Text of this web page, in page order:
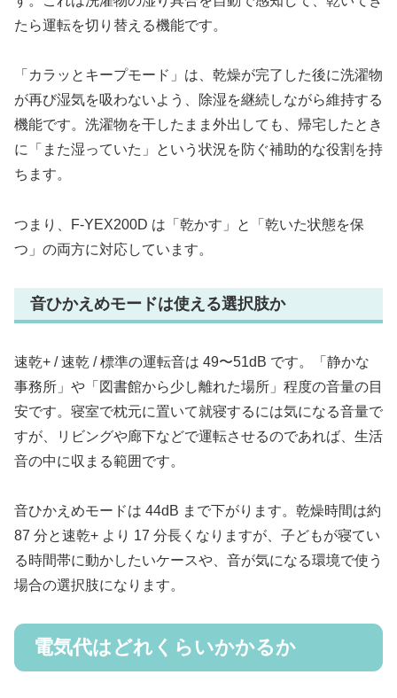
たら運転を切り替える機能です。
「カラッとキープモード」は、乾燥が完了した後に洗濯物
が再び湿気を吸わないよう、除湿を継続しながら維持する
機能です。洗濯物を干したまま外出しても、帰宅したとき
に「また湿っていた」という状況を防ぐ補助的な役割を持
ちます。
つまり、F-YEX200D は「乾かす」と「乾いた状態を保
つ」の両方に対応しています。
音ひかえめモードは使える選択肢か
速乾+ / 速乾 / 標準の運転音は 49〜51dB です。「静かな
事務所」や「図書館から少し離れた場所」程度の音量の目
安です。寝室で枕元に置いて就寝するには気になる音量で
すが、リビングや廊下などで運転させるのであれば、生活
音の中に収まる範囲です。
音ひかえめモードは 44dB まで下がります。乾燥時間は約
87 分と速乾+ より 17 分長くなりますが、子どもが寝てい
る時間帯に動かしたいケースや、音が気になる環境で使う
場合の選択肢になります。
電気代はどれくらいかかるか